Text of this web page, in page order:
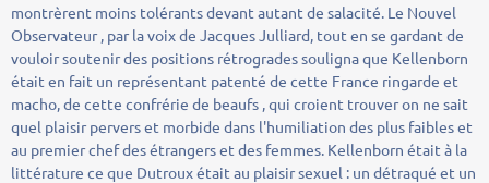
montrèrent moins tolérants devant autant de salacité. Le Nouvel
Observateur , par la voix de Jacques Julliard, tout en se gardant de
vouloir soutenir des positions rétrogrades souligna que Kellenborn
était en fait un représentant patenté de cette France ringarde et
macho, de cette confrérie de beaufs , qui croient trouver on ne sait
quel plaisir pervers et morbide dans l'humiliation des plus faibles et
au premier chef des étrangers et des femmes. Kellenborn était à la
littérature ce que Dutroux était au plaisir sexuel : un détraqué et un